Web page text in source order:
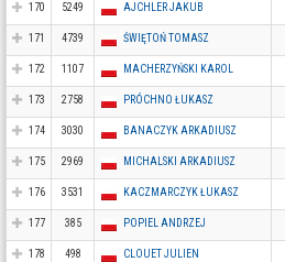
170 5249 AJCHLER JAKUB
171 4739 ŚWIĘTOŃ TOMASZ
172 1107 MACHERZYŃSKI KAROL
173 2758 PRÓCHNO ŁUKASZ
174 3030 BANACZYK ARKADIUSZ
175 2969 MICHALSKI ARKADIUSZ
176 3531 KACZMARCZYK ŁUKASZ
177 385 POPIEL ANDRZEJ
178 498 CLOUET JULIEN